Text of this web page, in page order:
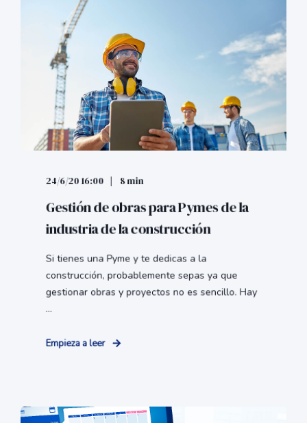
24/6/20 16:00 8 min
Gestión de obras para Pymes de la
industria de la construcción
Si tienes una Pyme y te dedicas a la
construcción, probablemente sepas ya que
gestionar obras y proyectos no es sencillo. Hay
...
Empieza a leer